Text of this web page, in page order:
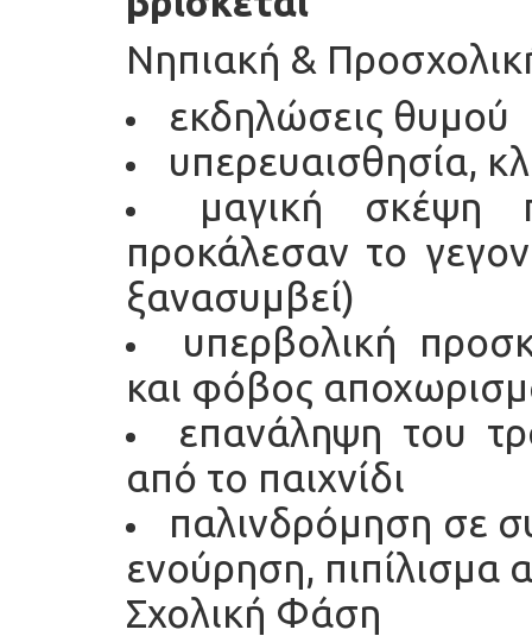
Νηπιακή &
εκδηλώσεις θυμού
υπερευαισθησία,
μαγική σκέψη
προκάλεσαν το
ξανασυμβεί)
υπερβολική
και φόβος
επανάληψη του
από το παιχνίδι
παλινδρόμηση σε
ενούρηση, πιπίλισμα
Σχολική Φάση